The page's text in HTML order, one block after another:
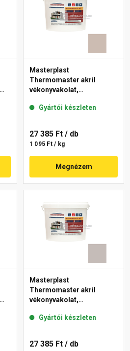
Masterplast
Thermomaster akril
vékonyvakolat,
44-D 25 kg
Gyártói készleten
27 385 Ft / db
1 095 Ft / kg
Megnézem
Masterplast
Thermomaster akril
vékonyvakolat,
49-D 25 kg
Gyártói készleten
27 385 Ft / db